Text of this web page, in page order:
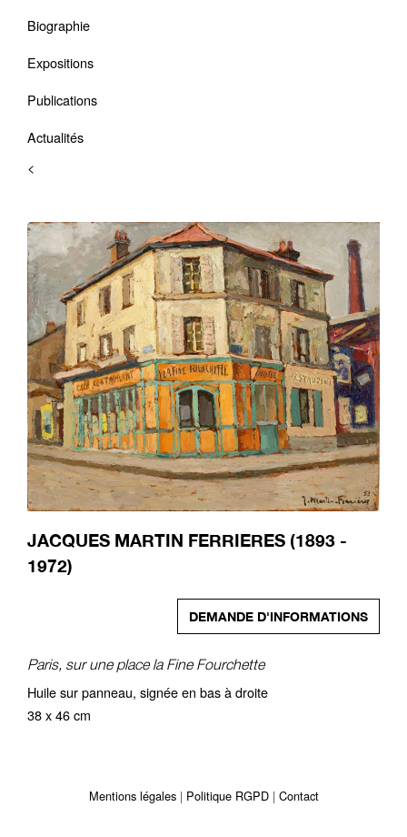
Biographie
Expositions
Publications
Actualités
<
JACQUES MARTIN FERRIERES (1893 -
1972)
DEMANDE D'INFORMATIONS
Paris, sur une place la Fine Fourchette
Huile sur panneau, signée en bas à droite
38 x 46 cm
Mentions légales Politique RGPD Contact